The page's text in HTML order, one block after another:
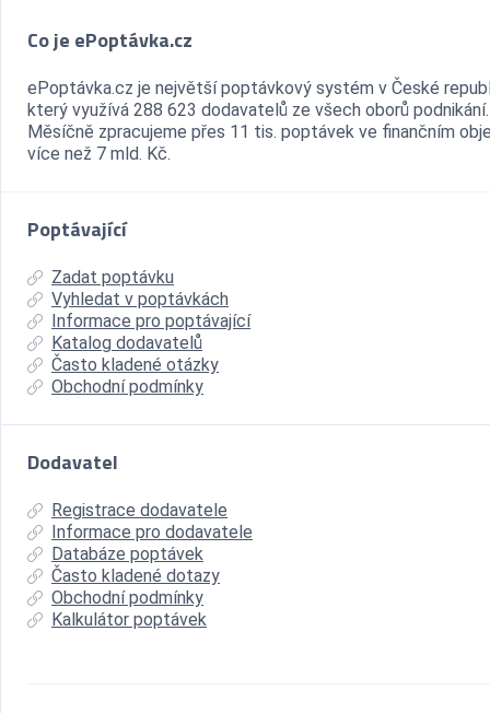
Co je ePoptávka.cz
ePoptávka.cz je největší poptávkový systém v České
který využívá 288 623 dodavatelů ze všech oborů podnikání.
Měsíčně zpracujeme přes 11 tis. poptávek ve finančním
více než 7 mld. Kč.
Poptávající
Zadat poptávku
Vyhledat v poptávkách
Informace pro poptávající
Katalog dodavatelů
Často kladené otázky
Obchodní podmínky
Dodavatel
Registrace dodavatele
Informace pro dodavatele
Databáze poptávek
Často kladené dotazy
Obchodní podmínky
Kalkulátor poptávek